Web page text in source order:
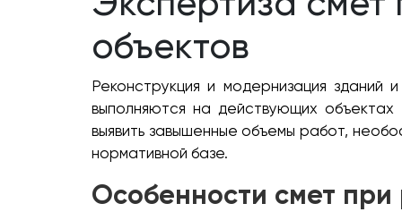
объектов
Реконструкция и модернизация
выполняются на действующих
выявить завышенные объемы работ,
нормативной базе.
Особенности смет